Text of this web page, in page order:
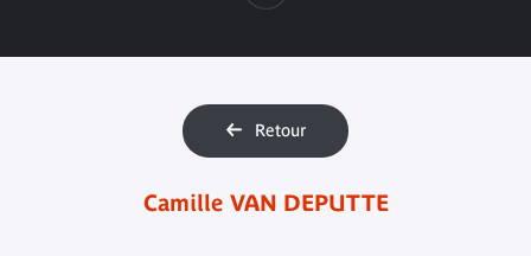
Retour
Camille VAN DEPUTTE